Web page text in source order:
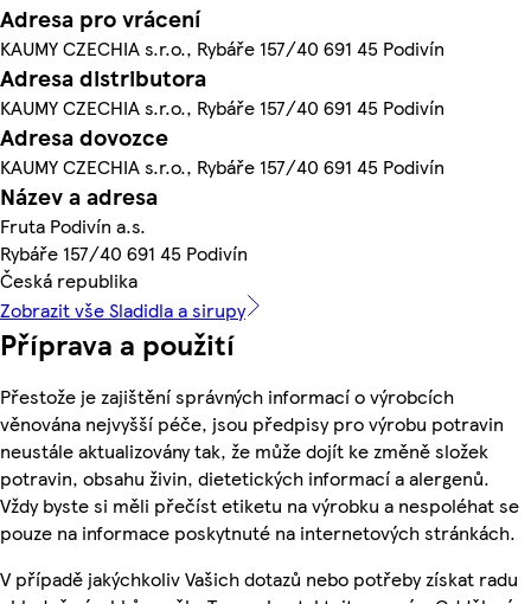
Adresa pro vrácení
KAUMY CZECHIA s.r.o., Rybáře 157/40 691 45 Podivín
Adresa distributora
KAUMY CZECHIA s.r.o., Rybáře 157/40 691 45 Podivín
Adresa dovozce
KAUMY CZECHIA s.r.o., Rybáře 157/40 691 45 Podivín
Název a adresa
Fruta Podivín a.s.
Rybáře 157/40 691 45 Podivín
Česká republika
Zobrazit vše Sladidla a sirupy
Příprava a použití
Přestože je zajištění správných informací o výrobcích
věnována nejvyšší péče, jsou předpisy pro výrobu potravin
neustále aktualizovány tak, že může dojít ke změně složek
potravin, obsahu živin, dietetických informací a alergenů.
Vždy byste si měli přečíst etiketu na výrobku a nespoléhat se
pouze na informace poskytnuté na internetových stránkách.
V případě jakýchkoliv Vašich dotazů nebo potřeby získat radu